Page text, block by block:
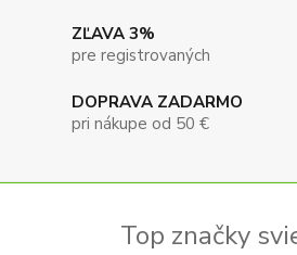
ZĽAVA 3%
pre registrovaných
DOPRAVA ZADARMO
pri nákupe od 50 €
Top značky